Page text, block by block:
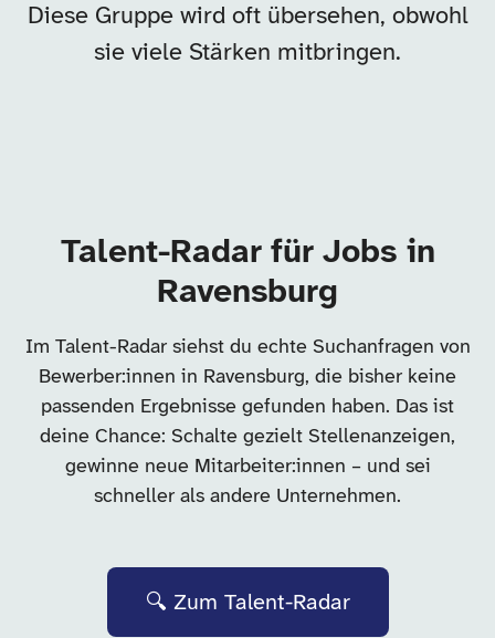
Diese Gruppe wird oft übersehen, obwohl
sie viele Stärken mitbringen.
Talent-Radar für Jobs in
Ravensburg
Im Talent-Radar siehst du echte Suchanfragen von
Bewerber:innen in Ravensburg, die bisher keine
passenden Ergebnisse gefunden haben. Das ist
deine Chance: Schalte gezielt Stellenanzeigen,
gewinne neue Mitarbeiter:innen – und sei
schneller als andere Unternehmen.
🔍 Zum Talent-Radar